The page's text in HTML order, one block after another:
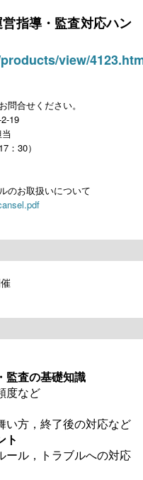
指導・監査対応ハン
view/
合せください。
19
：30）
のお取扱いについて
監査の基礎知識
度など
方，終了後の対応など
ト
ル，トラブルへの対応